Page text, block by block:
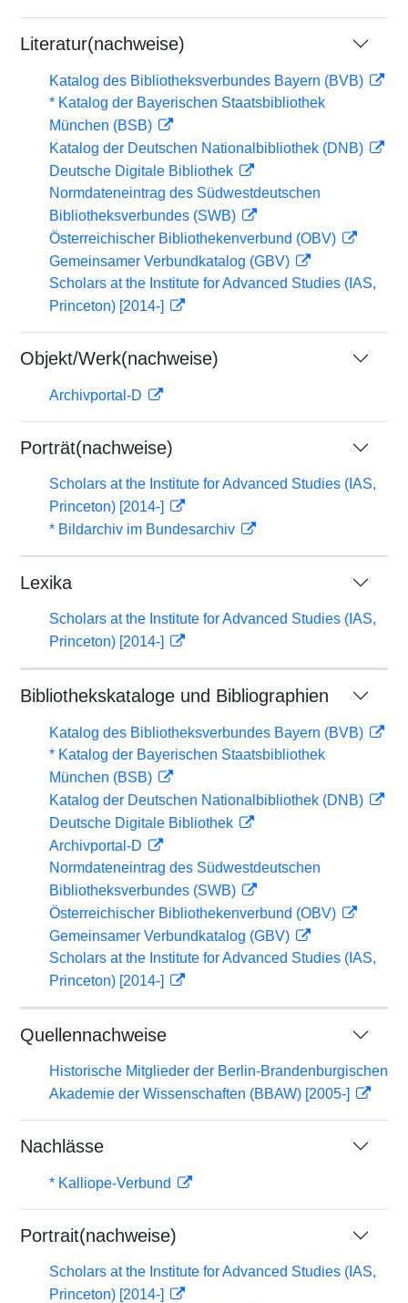
Literatur(nachweise)
Katalog des Bibliotheksverbundes Bayern (BVB)
* Katalog der Bayerischen Staatsbibliothek
München (BSB)
Katalog der Deutschen Nationalbibliothek (DNB)
Deutsche Digitale Bibliothek
Normdateneintrag des Südwestdeutschen
Bibliotheksverbundes (SWB)
Österreichischer Bibliothekenverbund (OBV)
Gemeinsamer Verbundkatalog (GBV)
Scholars at the Institute for Advanced Studies (IAS,
Princeton) [2014-]
Objekt/Werk(nachweise)
Archivportal-D
Porträt(nachweise)
Scholars at the Institute for Advanced Studies (IAS,
Princeton) [2014-]
* Bildarchiv im Bundesarchiv
Lexika
Scholars at the Institute for Advanced Studies (IAS,
Princeton) [2014-]
Bibliothekskataloge und Bibliographien
Katalog des Bibliotheksverbundes Bayern (BVB)
* Katalog der Bayerischen Staatsbibliothek
München (BSB)
Katalog der Deutschen Nationalbibliothek (DNB)
Deutsche Digitale Bibliothek
Archivportal-D
Normdateneintrag des Südwestdeutschen
Bibliotheksverbundes (SWB)
Österreichischer Bibliothekenverbund (OBV)
Gemeinsamer Verbundkatalog (GBV)
Scholars at the Institute for Advanced Studies (IAS,
Princeton) [2014-]
Quellennachweise
Historische Mitglieder der Berlin-Brandenburgischen
Akademie der Wissenschaften (BBAW) [2005-]
Nachlässe
* Kalliope-Verbund
Portrait(nachweise)
Scholars at the Institute for Advanced Studies (IAS,
Princeton) [2014-]